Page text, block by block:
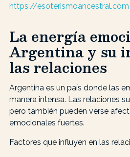
https://esoterismoancestral.com
La energía
Argentina y su
las relaciones
Argentina es un país donde las
manera intensa. Las relaciones
pero también pueden verse
emocionales fuertes.
Factores que influyen en las